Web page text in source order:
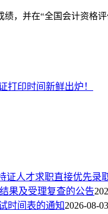
绩，并在“全国会计资格
打印时间新鲜出炉！
证人才求职直接优先录
果及受理复查的公告
时间表的通知2026-08-03